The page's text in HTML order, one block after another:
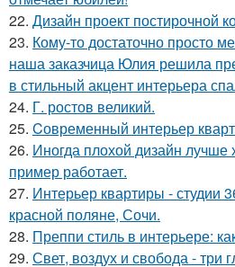
22. Дизайн проект постирочной
23. Кому-то достаточно просто
наша заказчица Юлия решила
в стильный акцент интерьера
24. Г. ростов великий.
25. Cовременный интерьер
26. Иногда плохой дизайн лучше
пример работает.
27. Интерьер квартиры - студии
красной поляне, Сочи.
28. Преппи стиль в интерьере:
29. Свет, воздух и свобода - три